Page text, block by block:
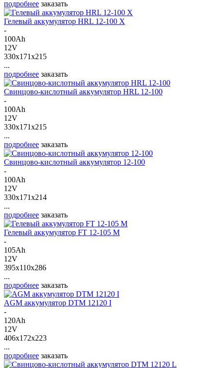
подробнее заказать
Гелевый аккумулятор HRL 12-100 X
-
100Ah
12V
330x171x215
...
подробнее заказать
Свинцово-кислотный аккумулятор HRL 12-100
-
100Ah
12V
330x171x215
...
подробнее заказать
Свинцово-кислотный аккумулятор 12-100
-
100Ah
12V
330x171x214
...
подробнее заказать
Гелевый аккумулятор FT 12-105 M
-
105Ah
12V
395x110x286
...
подробнее заказать
AGM аккумулятор DTM 12120 I
-
120Ah
12V
406x172x223
...
подробнее заказать